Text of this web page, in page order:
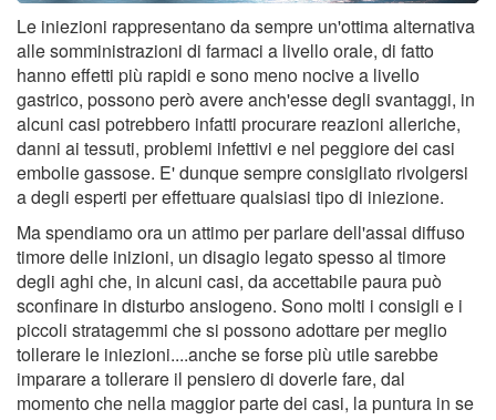
Le iniezioni rappresentano da sempre un'ottima alternativa
alle somministrazioni di farmaci a livello orale, di fatto
hanno effetti più rapidi e sono meno nocive a livello
gastrico, possono però avere anch'esse degli svantaggi, in
alcuni casi potrebbero infatti procurare reazioni alleriche,
danni ai tessuti, problemi infettivi e nel peggiore dei casi
embolie gassose. E' dunque sempre consigliato rivolgersi
a degli esperti per effettuare qualsiasi tipo di iniezione.
Ma spendiamo ora un attimo per parlare dell'assai diffuso
timore delle inizioni, un disagio legato spesso al timore
degli aghi che, in alcuni casi, da accettabile paura può
sconfinare in disturbo ansiogeno. Sono molti i consigli e i
piccoli stratagemmi che si possono adottare per meglio
tollerare le iniezioni....anche se forse più utile sarebbe
imparare a tollerare il pensiero di doverle fare, dal
momento che nella maggior parte dei casi, la puntura in se